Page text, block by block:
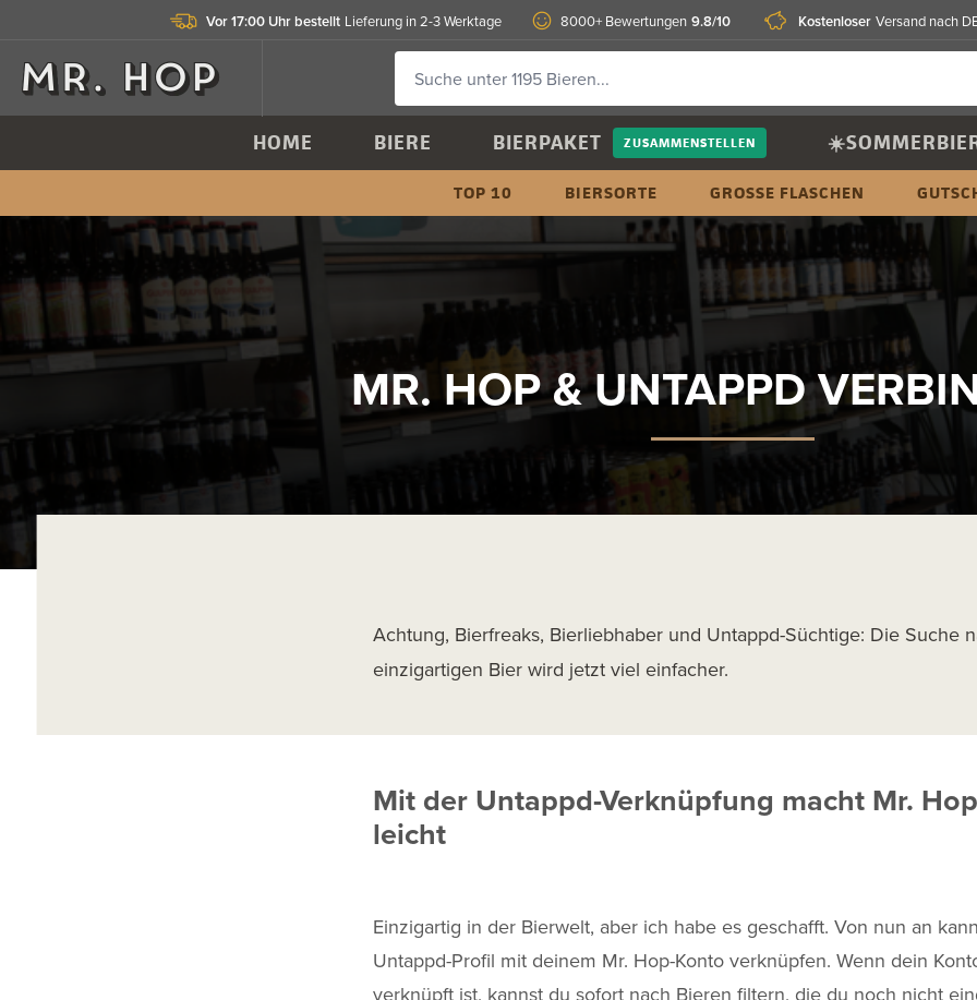
Vor 17:00 Uhr bestellt Lieferung in 2-3 Werktage 8000+ Bewertungen 9.8/10 Kostenloser Versand nach
HOME BIERE BIERPAKET ZUSAMMENSTELLEN
TOP 10 BIERSORTE GROSSE FLASCHEN
MR. HOP & UNTAPPD
Achtung, Bierfreaks, Bierliebhaber und Untappd-Süchtige: Die Suche
einzigartigen Bier wird jetzt viel einfacher.
Mit der Untappd-Verknüpfung macht Mr.
leicht
Einzigartig in der Bierwelt, aber ich habe es geschafft. Von nun an
Untappd-Profil mit deinem Mr. Hop-Konto verknüpfen. Wenn dein
verknüpft ist, kannst du sofort nach Bieren filtern, die du noch nicht